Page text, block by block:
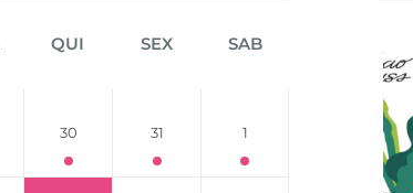
QUI SEX SAB
30 31 1